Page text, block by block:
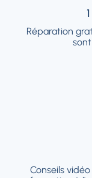
Réparation
Conseils
Conseils
Une